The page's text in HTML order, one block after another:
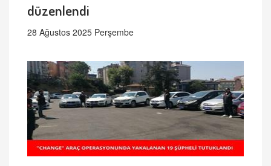
düzenlendi
28 Ağustos 2025 Perşembe